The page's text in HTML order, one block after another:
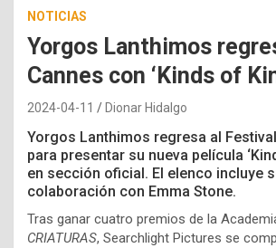
NOTICIAS
Yorgos Lanthimos
Cannes con ‘Kinds of
2024-04-11 Dionar Hidalgo
Yorgos Lanthimos regresa al
para presentar su nueva película
en sección oficial. El elenco incluye
colaboración con Emma Stone.
Tras ganar cuatro premios de la
CRIATURAS, Searchlight Pictures se